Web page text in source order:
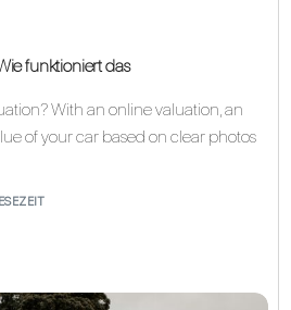
funktioniert das
With an online valuation, an
of your car based on clear photos